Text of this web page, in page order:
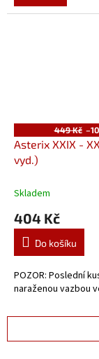
449 Kč
Asterix XXIX -
vyd.)
Skladem
404 Kč
Do košíku
POZOR: Poslední
naraženou vazbou